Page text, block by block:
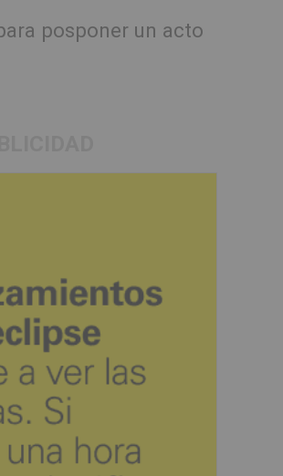
posponer un acto